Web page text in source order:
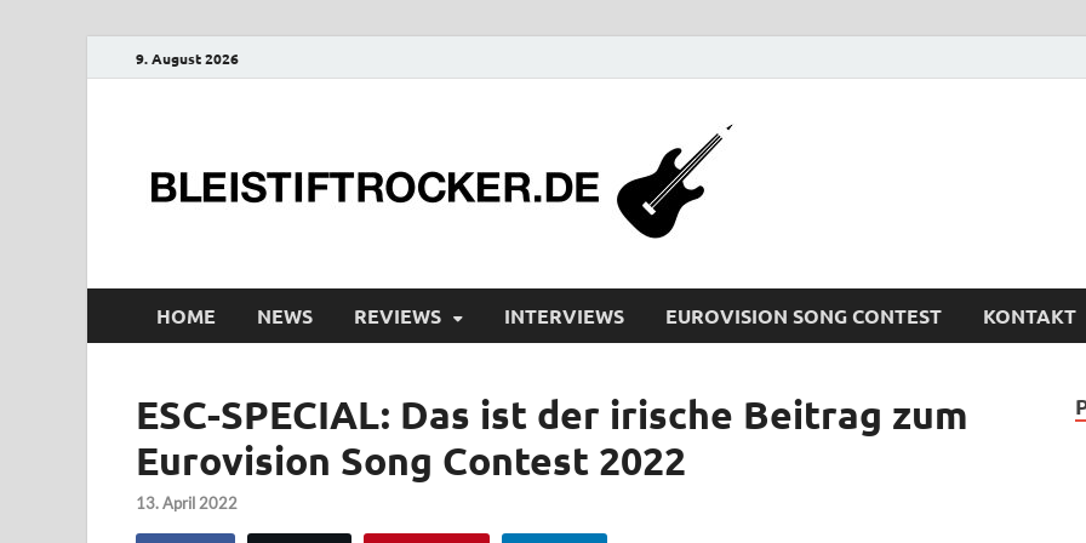
9. August 2026
HOME NEWS REVIEWS INTERVIEWS EUROVISION SONG CONTEST KONTAKT
ESC-SPECIAL: Das ist der irische Beitrag zum
Eurovision Song Contest 2022
13. April 2022